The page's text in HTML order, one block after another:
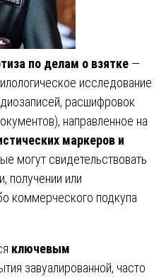
по делам о взятке —
исследование
расшифровок
направленное на
маркеров и
могут свидетельствовать
получении или
коммерческого подкупа
ключевым
завуалированной, часто